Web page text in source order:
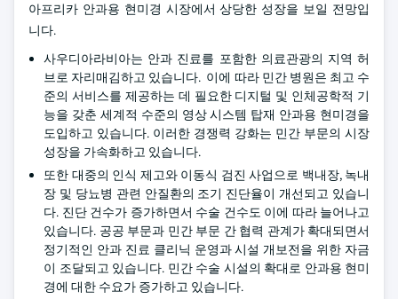
아프리카 안과용 현미경 시장에서 상당한 성장을 보일 전망입
니다.
사우디아라비아는 안과 진료를 포함한 의료관광의 지역 허
브로 자리매김하고 있습니다. 이에 따라 민간 병원은 최고 수
준의 서비스를 제공하는 데 필요한 디지털 및 인체공학적 기
능을 갖춘 세계적 수준의 영상 시스템 탑재 안과용 현미경을
도입하고 있습니다. 이러한 경쟁력 강화는 민간 부문의 시장
성장을 가속화하고 있습니다.
또한 대중의 인식 제고와 이동식 검진 사업으로 백내장, 녹내
장 및 당뇨병 관련 안질환의 조기 진단율이 개선되고 있습니
다. 진단 건수가 증가하면서 수술 건수도 이에 따라 늘어나고
있습니다. 공공 부문과 민간 부문 간 협력 관계가 확대되면서
정기적인 안과 진료 클리닉 운영과 시설 개보전을 위한 자금
이 조달되고 있습니다. 민간 수술 시설의 확대로 안과용 현미
경에 대한 수요가 증가하고 있습니다.